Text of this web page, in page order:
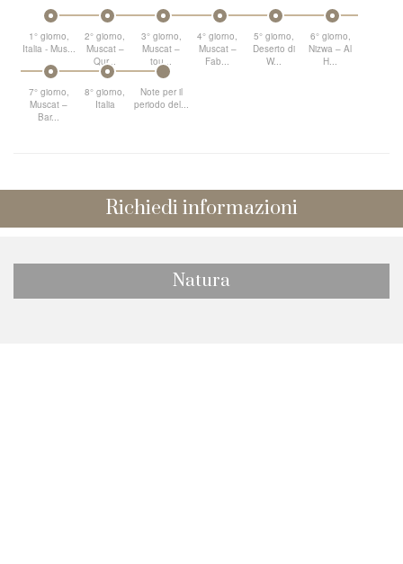
1° giorno,
Italia - Mus...
2° giorno,
Muscat –
Qur...
3° giorno,
Muscat –
tou...
4° giorno,
Muscat –
Fab...
5° giorno,
Deserto di
W...
6° giorno,
Nizwa – Al
H...
7° giorno,
Muscat –
Bar...
8° giorno,
Italia
Note per il
periodo del...
Richiedi informazioni
Natura